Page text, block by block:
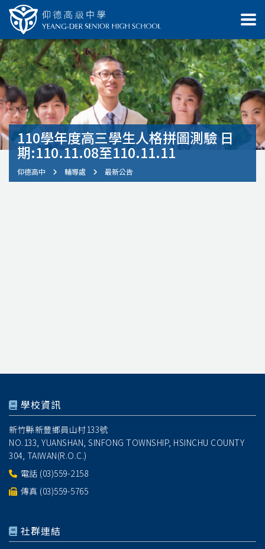
110學年度高三學生人格拼圖測驗 日
期:110.11.08至110.11.11
仰德高中 輔導處 最新公告
學校資訊
新竹縣新豐鄉員山村133號
NO.133, YUANSHAN, SINFONG TOWNSHIP, HSINCHU COUNTY
304, TAIWAN(R.O.C.)
電話 (03)559-2158
傳真 (03)559-5765
社群連結